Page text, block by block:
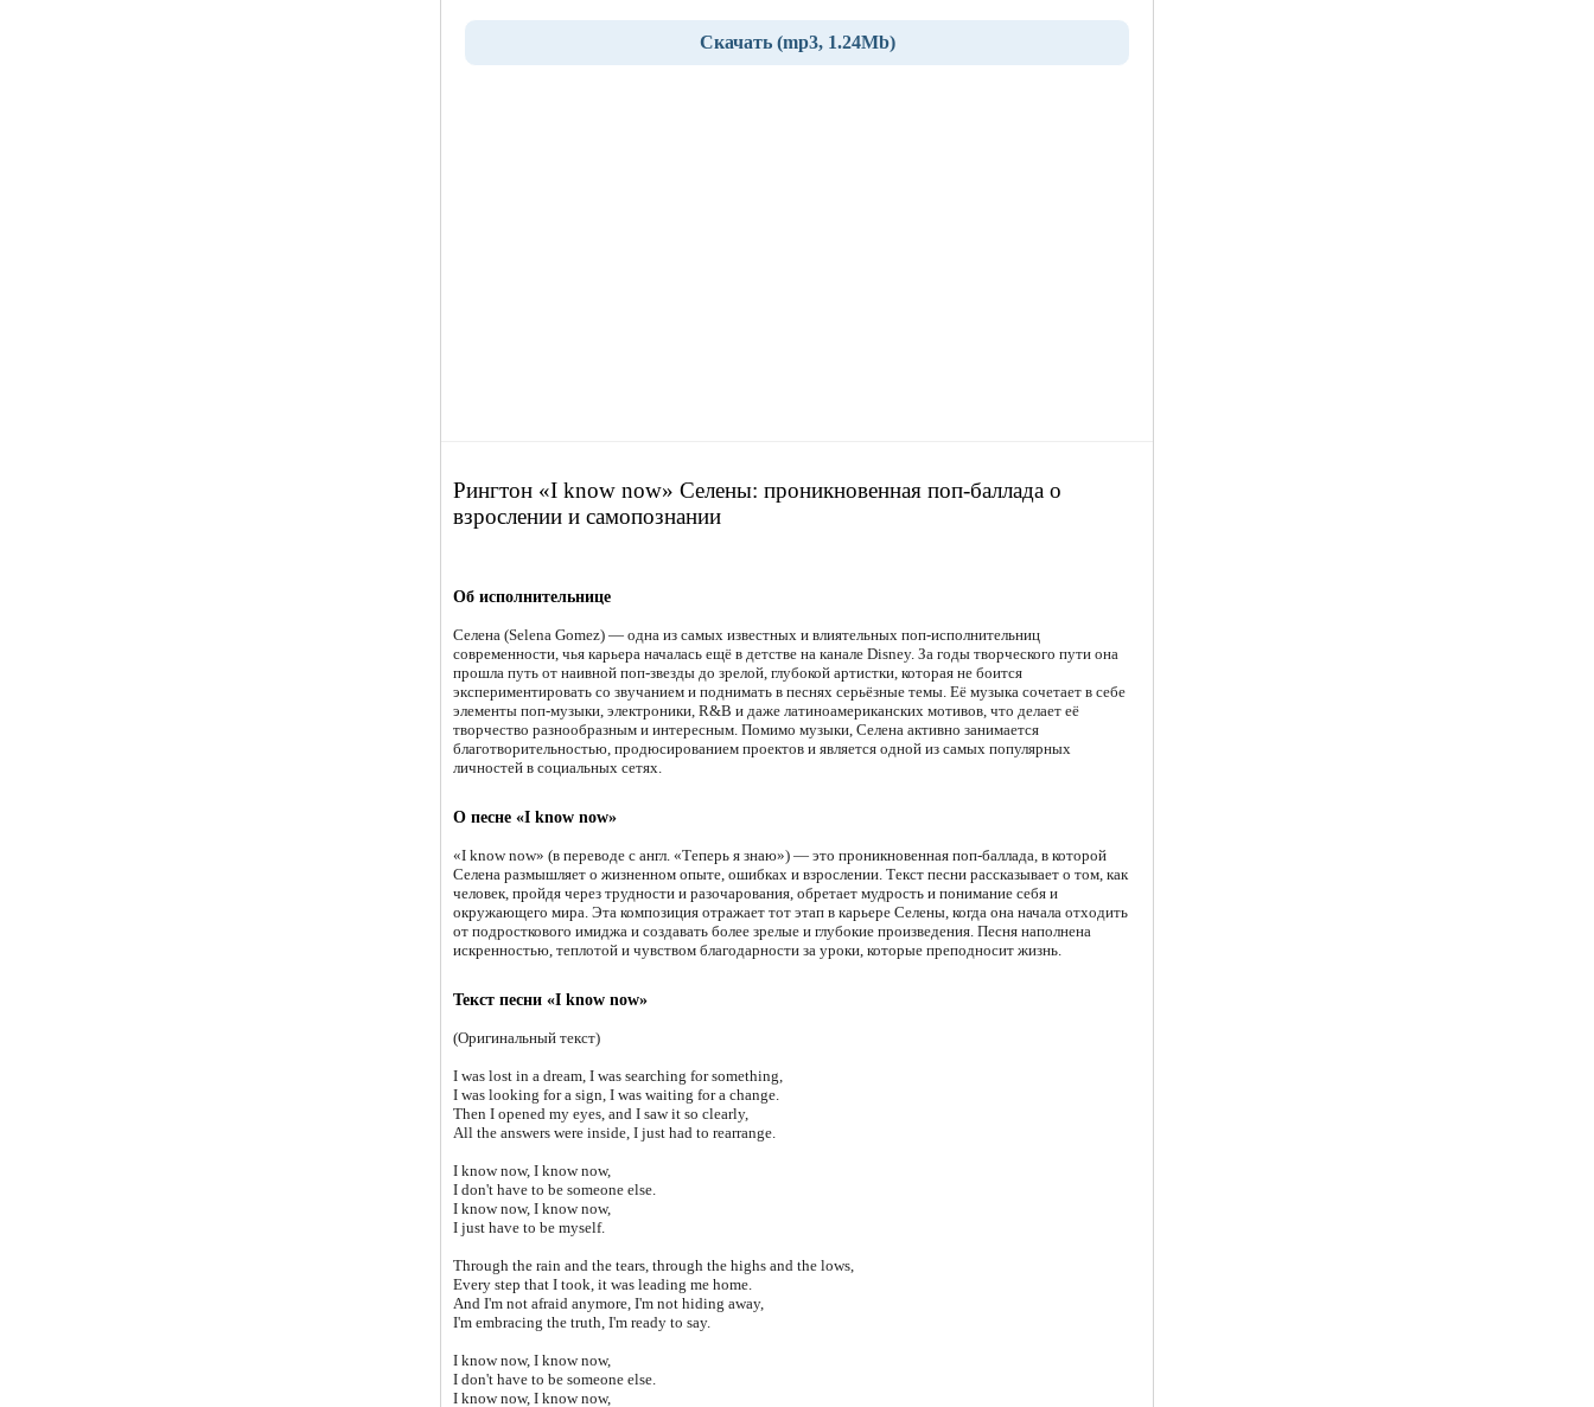
Скачать (mp3, 1.24Mb)
Рингтон «I know now» Селены: проникновенная поп-баллада о
взрослении и самопознании
Об исполнительнице
Селена (Selena Gomez) — одна из самых известных и влиятельных поп-исполнительниц
современности, чья карьера началась ещё в детстве на канале Disney. За годы творческого пути она
прошла путь от наивной поп-звезды до зрелой, глубокой артистки, которая не боится
экспериментировать со звучанием и поднимать в песнях серьёзные темы. Её музыка сочетает в себе
элементы поп-музыки, электроники, R&B и даже латиноамериканских мотивов, что делает её
творчество разнообразным и интересным. Помимо музыки, Селена активно занимается
благотворительностью, продюсированием проектов и является одной из самых популярных
личностей в социальных сетях.
О песне «I know now»
«I know now» (в переводе с англ. «Теперь я знаю») — это проникновенная поп-баллада, в которой
Селена размышляет о жизненном опыте, ошибках и взрослении. Текст песни рассказывает о том, как
человек, пройдя через трудности и разочарования, обретает мудрость и понимание себя и
окружающего мира. Эта композиция отражает тот этап в карьере Селены, когда она начала отходить
от подросткового имиджа и создавать более зрелые и глубокие произведения. Песня наполнена
искренностью, теплотой и чувством благодарности за уроки, которые преподносит жизнь.
Текст песни «I know now»
(Оригинальный текст)
I was lost in a dream, I was searching for something,
I was looking for a sign, I was waiting for a change.
Then I opened my eyes, and I saw it so clearly,
All the answers were inside, I just had to rearrange.
I know now, I know now,
I don't have to be someone else.
I know now, I know now,
I just have to be myself.
Through the rain and the tears, through the highs and the lows,
Every step that I took, it was leading me home.
And I'm not afraid anymore, I'm not hiding away,
I'm embracing the truth, I'm ready to say.
I know now, I know now,
I don't have to be someone else.
I know now, I know now,